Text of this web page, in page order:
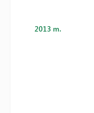
2013 m.